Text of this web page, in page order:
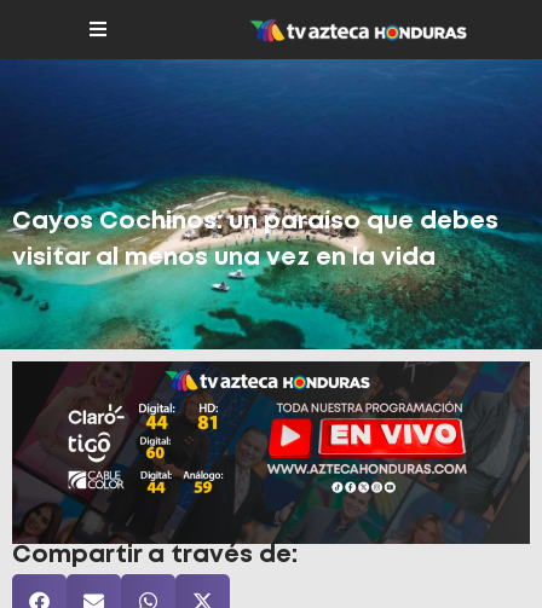
Cayos Cochinos: un paraíso que debes
visitar al menos una vez en la vida
Compartir a través de: